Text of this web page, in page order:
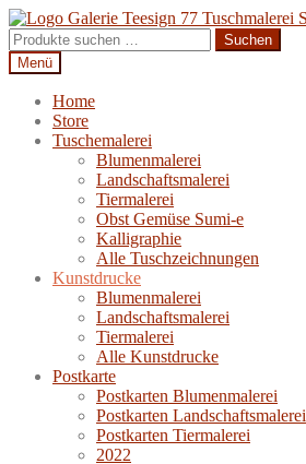
Zur
Navigation
springen
Zum
Inhalt
springen
Suchen
nach:
Suchen
Menü
Home
Store
Tuschemalerei
Blumenmalerei
Landschaftsmalerei
Tiermalerei
Obst Gemüse Sumi-e
Kalligraphie
Alle Tuschzeichnungen
Kunstdrucke
Blumenmalerei
Landschaftsmalerei
Tiermalerei
Alle Kunstdrucke
Postkarte
Postkarten Blumenmalerei
Postkarten Landschaftsmalerei
Postkarten Tiermalerei
2022